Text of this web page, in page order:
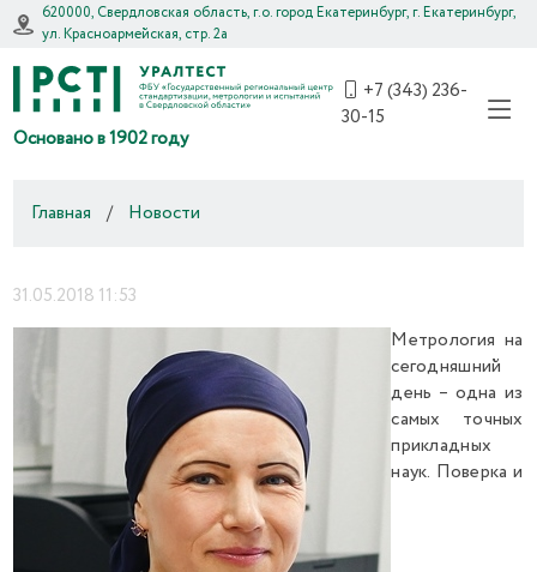
620000, Свердловская область, г.о. город Екатеринбург, г. Екатеринбург,
ул. Красноармейская, стр. 2а
Основано в 1902 году
+7 (343) 236-
30-15
Главная / Новости
31.05.2018 11:53
Метрология на
сегодняшний
день – одна из
самых точных
прикладных
наук. Поверка и